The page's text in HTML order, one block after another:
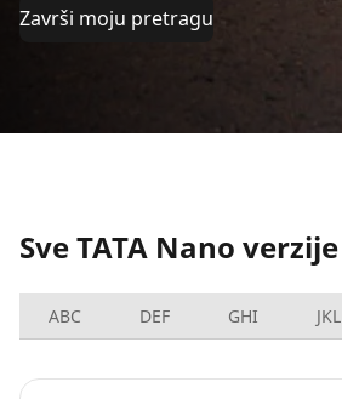
Završi moju pretragu
Sve TATA Nano verzije
ABC DEF GHI JKL